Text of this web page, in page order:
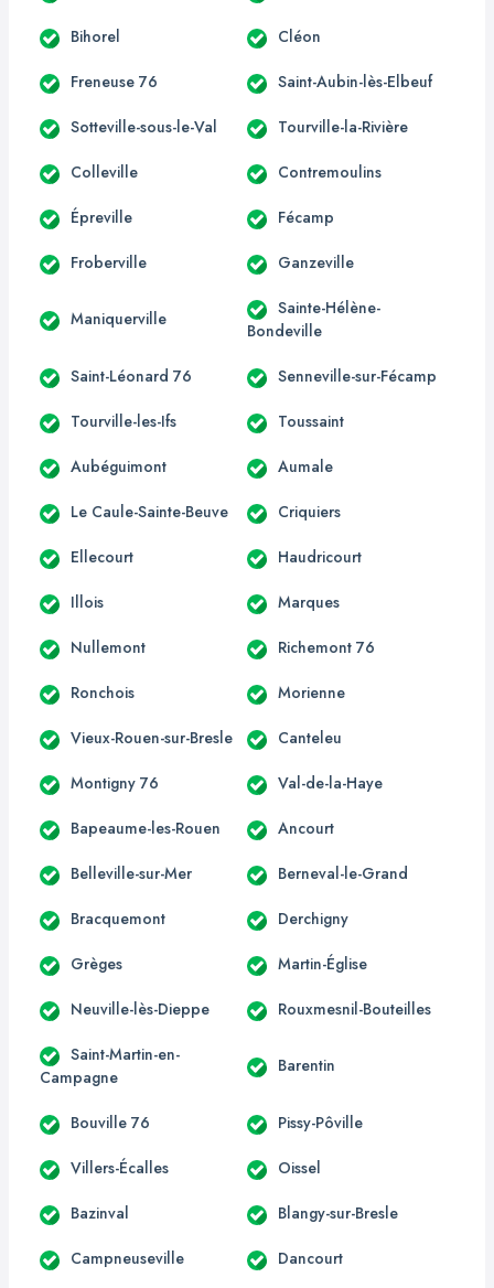
Bihorel Cléon
Freneuse 76 Saint-Aubin-lès-Elbeuf
Sotteville-sous-le-Val Tourville-la-Rivière
Colleville Contremoulins
Épreville Fécamp
Froberville Ganzeville
Maniquerville
Sainte-Hélène-
Bondeville
Saint-Léonard 76 Senneville-sur-Fécamp
Tourville-les-Ifs Toussaint
Aubéguimont Aumale
Le Caule-Sainte-Beuve Criquiers
Ellecourt Haudricourt
Illois Marques
Nullemont Richemont 76
Ronchois Morienne
Vieux-Rouen-sur-Bresle Canteleu
Montigny 76 Val-de-la-Haye
Bapeaume-les-Rouen Ancourt
Belleville-sur-Mer Berneval-le-Grand
Bracquemont Derchigny
Grèges Martin-Église
Neuville-lès-Dieppe Rouxmesnil-Bouteilles
Saint-Martin-en-
Campagne
Barentin
Bouville 76 Pissy-Pôville
Villers-Écalles Oissel
Bazinval Blangy-sur-Bresle
Campneuseville Dancourt